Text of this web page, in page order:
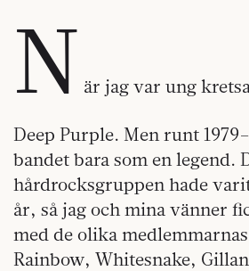
N är jag var ung
Deep Purple. Men runt
bandet bara som en legend.
hårdrocksgruppen hade
år, så jag och mina vänner
med de olika
Rainbow, Whitesnake,